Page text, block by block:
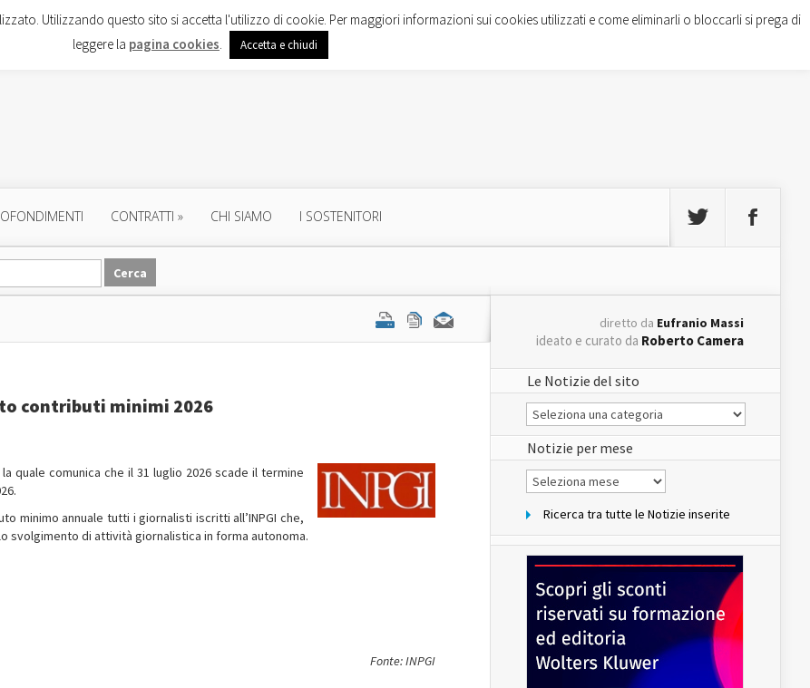
CONTRATTI » CHI SIAMO I SOSTENITORI
contributi minimi 2026
quale comunica che il 31 luglio 2026 scade il termine
minimo annuale tutti i giornalisti iscritti all’INPGI che,
svolgimento di attività giornalistica in forma autonoma.
Fonte: INPGI
diretto da Eufranio Massi
ideato e curato da Roberto Camera
Le Notizie del sito
Le
Notizie
del
sito
Notizie per mese
Notizie
per
Ricerca tra tutte le Notizie inserite
Utilizzando questo sito si accetta l'utilizzo di cookie. Per maggiori informazioni sui cookies utilizzati e come eliminarli o bloccarli si prega di
leggere la pagina cookies. Accetta e chiudi